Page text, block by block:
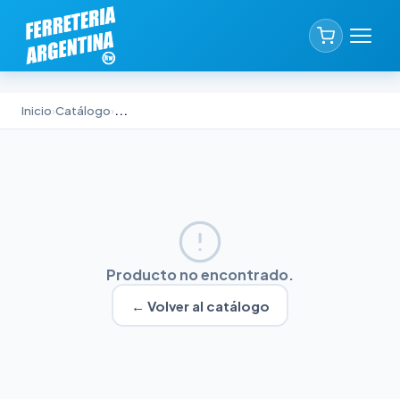
Inicio›Catálogo›...
Producto no encontrado.
← Volver al catálogo